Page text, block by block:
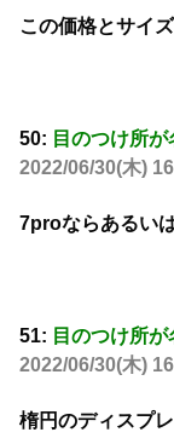
この価格とサイ
50: 目のつけ所
2022/06/30(木)
7proならあるい
51: 目のつけ所
2022/06/30(木)
楕円のディスプ